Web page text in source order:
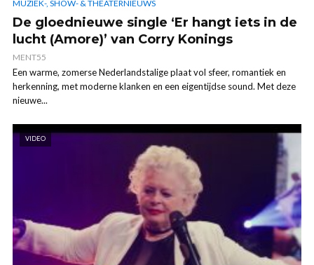
MUZIEK-, SHOW- & THEATERNIEUWS
De gloednieuwe single ‘Er hangt iets in de
lucht (Amore)’ van Corry Konings
MENT55
Een warme, zomerse Nederlandstalige plaat vol sfeer, romantiek en
herkenning, met moderne klanken en een eigentijdse sound. Met deze
nieuwe...
VIDEO